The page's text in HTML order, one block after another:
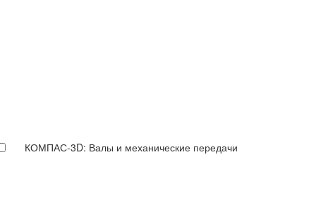
КОМПАС-3D: Валы и механические передачи